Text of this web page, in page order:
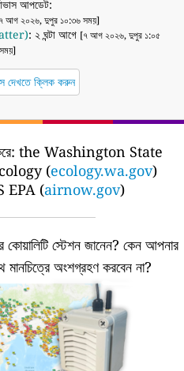
আপডেট:
আগ ২০২৬, দুপুর ১০:৩৬ সময়]
: ২ ঘন্টা আগে [৭ আগ ২০২৬, দুপুর ১:০৫
সময়]
দেখতে ক্লিক করুন
the Washington State
(ecology.wa.gov)
EPA (airnow.gov)
স্টেশন জানেন? কেন আপনার
মানচিত্রে অংশগ্রহণ করবেন না?